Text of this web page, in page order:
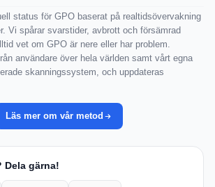
status för GPO baserat på realtidsövervakning
Vi spårar svarstider, avbrott och försämrad
vet om GPO är nere eller har problem.
användare över hela världen samt vårt egna
skanningssystem, och uppdateras
Läs mer om vår metod
Dela gärna!